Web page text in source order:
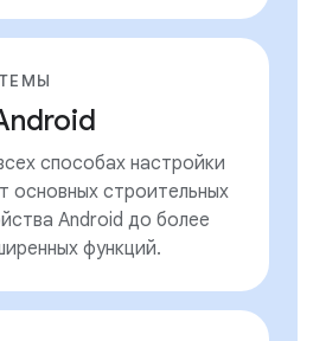
способах настройки
основных строительных
Android до более
функций.